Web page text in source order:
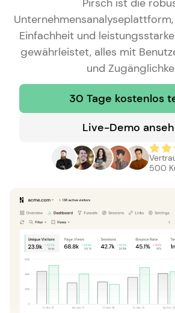
Pirsch ist die
Einfachheit und
gewährleistet, alles mit
und
30 Tage kostenlos
Live-Demo
500